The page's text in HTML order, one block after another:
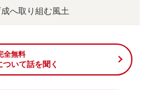
へ取り組む風土
全無料
いて話を聞く